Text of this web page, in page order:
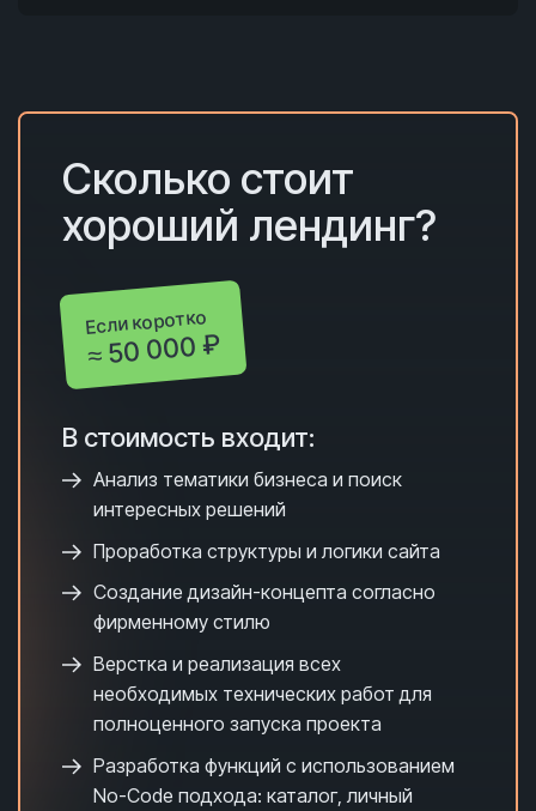
Сколько стоит
хороший лендинг?
Если коротко
≈ 50 000 ₽
В стоимость входит:
Анализ тематики бизнеса и поиск
интересных решений
Проработка структуры и логики сайта
Создание дизайн-концепта согласно
фирменному стилю
Верстка и реализация всех
необходимых технических работ для
полноценного запуска проекта
Разработка функций с использованием
No-Code подхода: каталог, личный